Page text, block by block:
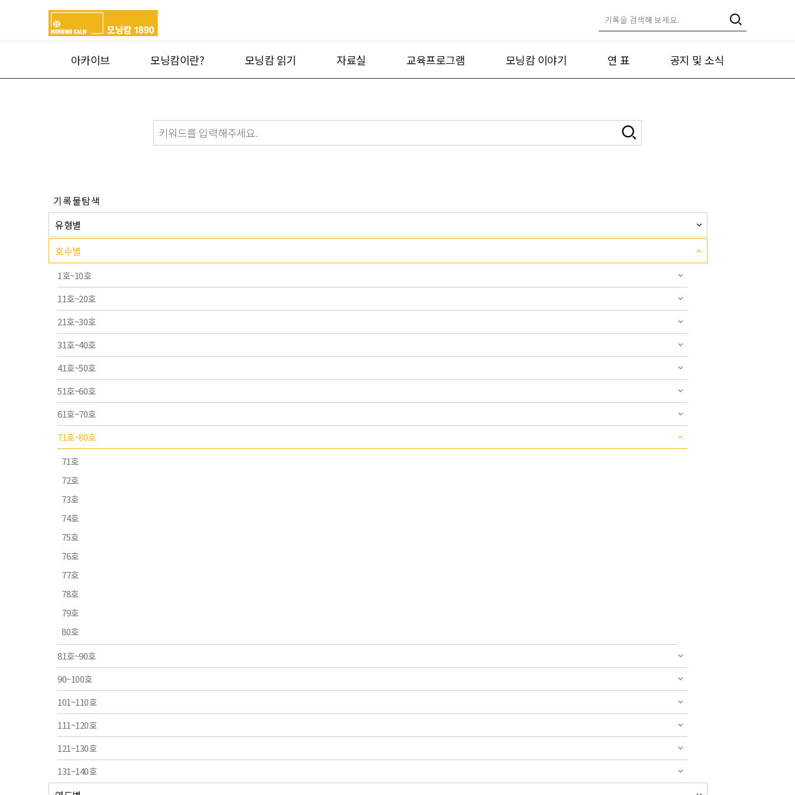
아카이브 모닝캄이란? 모닝캄 읽기 자료실 교육프로그램 모닝캄 이야기 연 표 공지 및 소식
기록물탐색
유형별
호수별
1호~10호
11호~20호
21호~30호
31호~40호
41호~50호
51호~60호
61호~70호
71호~80호
71호
72호
73호
74호
75호
76호
77호
78호
79호
80호
81호~90호
90~100호
101~110호
111~120호
121~130호
131~140호